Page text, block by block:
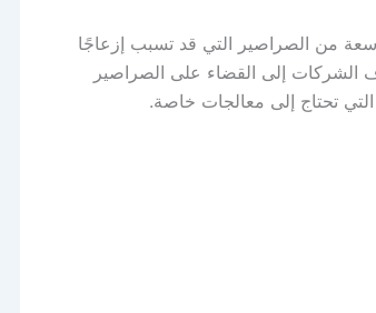
من الصراصير التي قد تسبب إزعاجًا
الشركات إلى القضاء على الصراصير
تحتاج إلى معالجات خاصة.